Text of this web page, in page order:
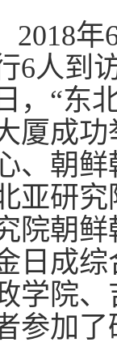
2018
6人到
日，“东
厦成
、朝
亚研
院朝
日成
学院、
参加